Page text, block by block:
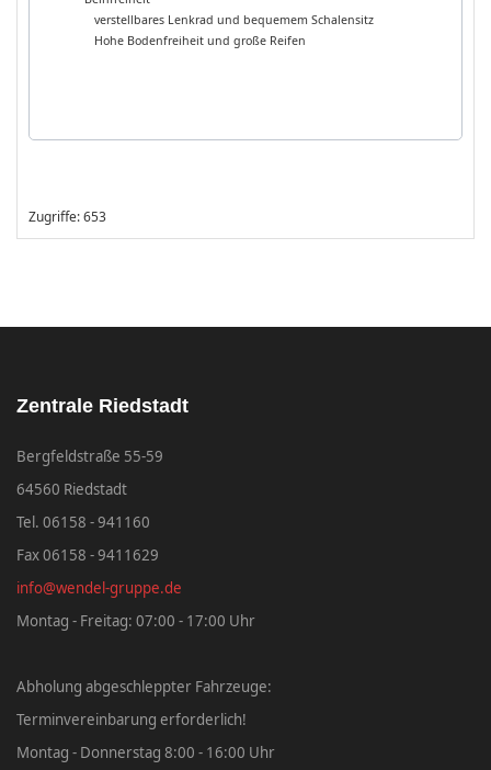
verstellbares Lenkrad und bequemem Schalensitz
Hohe Bodenfreiheit und große Reifen
Zugriffe: 653
Zentrale Riedstadt
Bergfeldstraße 55-59
64560 Riedstadt
Tel. 06158 - 941160
Fax 06158 - 9411629
info@wendel-gruppe.de
Montag - Freitag: 07:00 - 17:00 Uhr
Abholung abgeschleppter Fahrzeuge:
Terminvereinbarung erforderlich!
Montag - Donnerstag 8:00 - 16:00 Uhr